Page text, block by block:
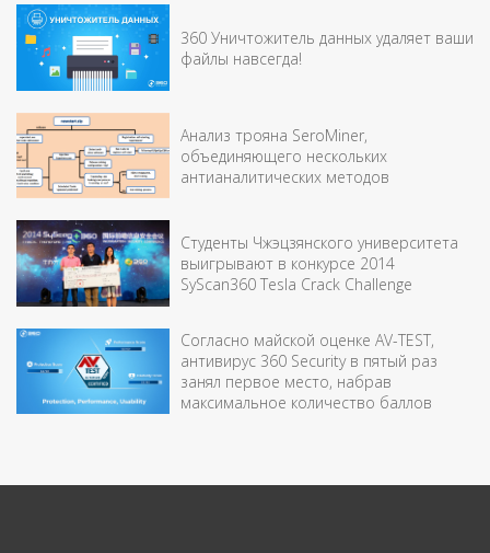
360 Уничтожитель данных удаляет ваши
файлы навсегда!
Анализ трояна SeroMiner,
объединяющего нескольких
антианалитических методов
Студенты Чжэцзянского университета
выигрывают в конкурсе 2014
SyScan360 Tesla Crack Challenge
Согласно майской оценке AV-TEST,
антивирус 360 Security в пятый раз
занял первое место, набрав
максимальное количество баллов